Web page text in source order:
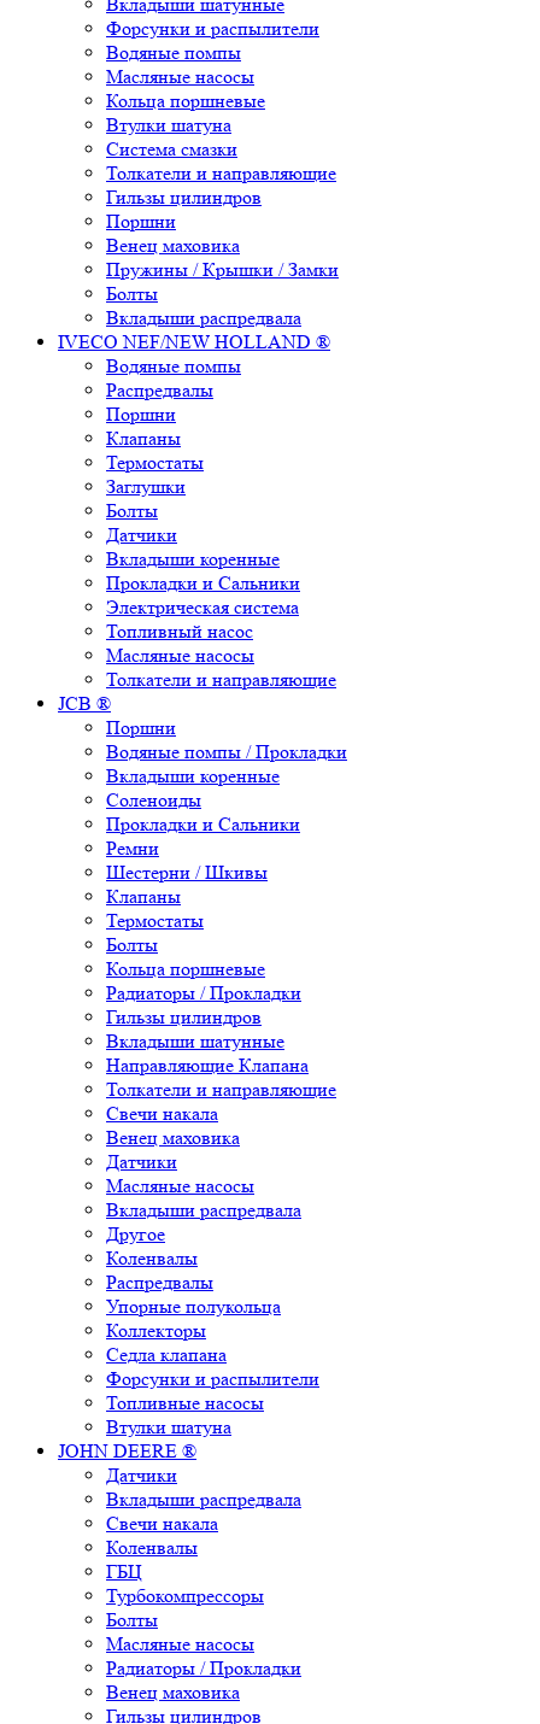
Форсунки и распылители
Водяные помпы
Масляные насосы
Кольца поршневые
Втулки шатуна
Система смазки
Толкатели и направляющие
Гильзы цилиндров
Поршни
Венец маховика
Пружины / Крышки / Замки
Болты
Вкладыши распредвала
IVECO NEF/NEW HOLLAND ®
Водяные помпы
Распредвалы
Поршни
Клапаны
Термостаты
Заглушки
Болты
Датчики
Вкладыши коренные
Прокладки и Сальники
Электрическая система
Топливный насос
Масляные насосы
Толкатели и направляющие
JCB ®
Поршни
Водяные помпы / Прокладки
Вкладыши коренные
Соленоиды
Прокладки и Сальники
Ремни
Шестерни / Шкивы
Клапаны
Термостаты
Болты
Кольца поршневые
Радиаторы / Прокладки
Гильзы цилиндров
Вкладыши шатунные
Направляющие Клапана
Толкатели и направляющие
Свечи накала
Венец маховика
Датчики
Масляные насосы
Вкладыши распредвала
Другое
Коленвалы
Распредвалы
Упорные полукольца
Коллекторы
Седла клапана
Форсунки и распылители
Топливные насосы
Втулки шатуна
JOHN DEERE ®
Датчики
Вкладыши распредвала
Свечи накала
Коленвалы
ГБЦ
Турбокомпрессоры
Болты
Масляные насосы
Радиаторы / Прокладки
Венец маховика
Гильзы цилиндров